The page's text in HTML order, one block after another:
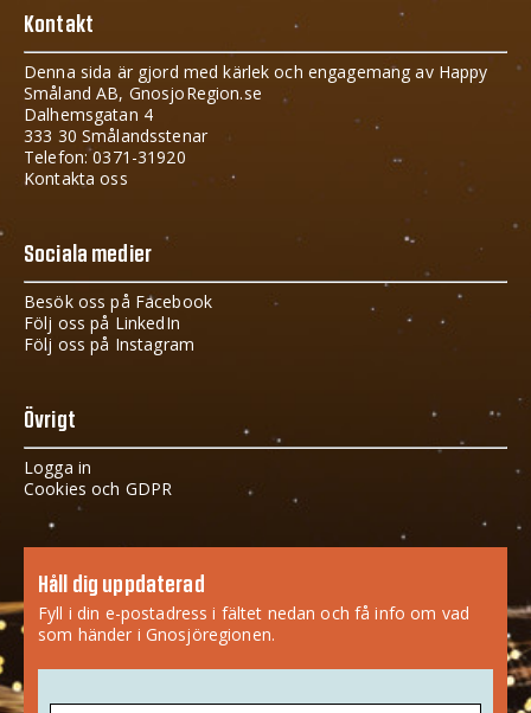
Kontakt
Denna sida är gjord med kärlek och engagemang av Happy
Småland AB, GnosjoRegion.se
Dalhemsgatan 4
333 30 Smålandsstenar
Telefon: 0371-31920
Kontakta oss
Sociala medier
Besök oss på Facebook
Följ oss på LinkedIn
Följ oss på Instagram
Övrigt
Logga in
Cookies och GDPR
Håll dig uppdaterad
Fyll i din e-postadress i fältet nedan och få info om vad
som händer i Gnosjöregionen.